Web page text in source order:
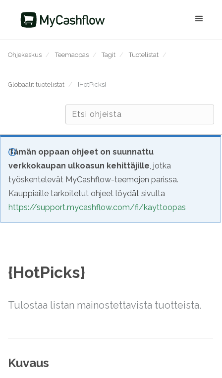
Ohjekeskus / Teemaopas / Tagit / Tuotelistat /
Globaalit tuotelistat / {HotPicks}
Tämän oppaan ohjeet on suunnattu
verkkokaupan ulkoasun kehittäjille, jotka
työskentelevät MyCashflow-teemojen parissa.
Kauppiaille tarkoitetut ohjeet löydät sivulta
https://support.mycashflow.com/fi/kayttoopas
{HotPicks}
Tulostaa listan mainostettavista tuotteista.
Kuvaus